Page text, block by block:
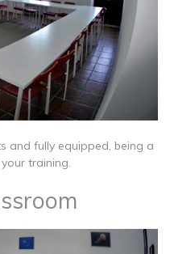
and fully equipped, being a
training.